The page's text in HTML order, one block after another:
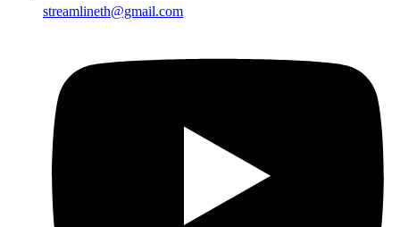
streamlineth@gmail.com